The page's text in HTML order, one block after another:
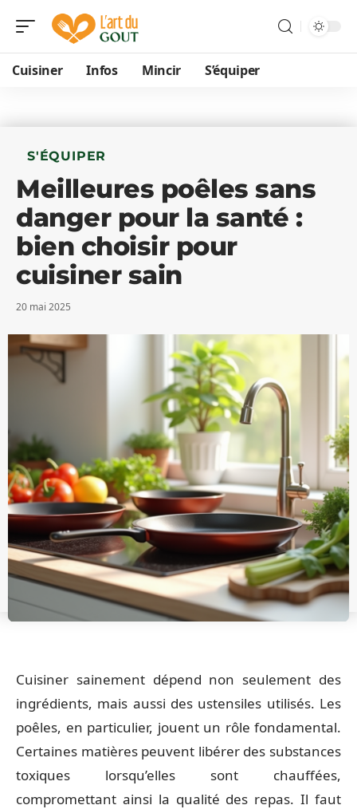
Cuisiner Infos Mincir S’équiper
S'ÉQUIPER
Meilleures poêles sans
danger pour la santé :
bien choisir pour
cuisiner sain
20 mai 2025
Cuisiner sainement dépend non seulement des
ingrédients, mais aussi des ustensiles utilisés. Les
poêles, en particulier, jouent un rôle fondamental.
Certaines matières peuvent libérer des substances
toxiques lorsqu’elles sont chauffées,
compromettant ainsi la qualité des repas. Il faut